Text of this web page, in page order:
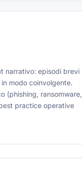
narrativo: episodi brevi
modo coinvolgente.
(phishing, ransomware,
practice operative